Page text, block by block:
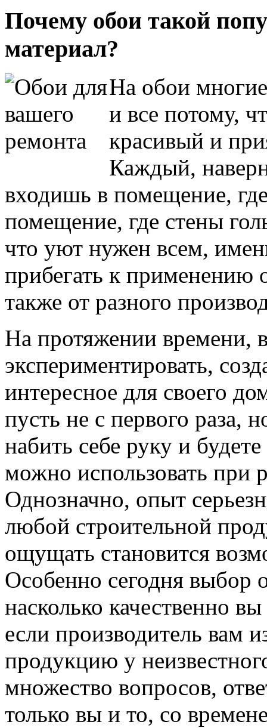
Почему обои такой
материал?
На обои
и все потому,
красивый и
Каждый,
входишь в помещение,
помещение, где стены
что уют нужен всем,
прибегать к применению
также от разного
На протяжении времени,
экспериментировать,
интересное для своего
пусть не с первого раза,
набить себе руку и
можно использовать при
Однозначно, опыт
любой строительной
ощущать становится
Особенно сегодня выбор
насколько качественно
если производитель вам
продукцию у
множество вопросов,
только вы и то, со